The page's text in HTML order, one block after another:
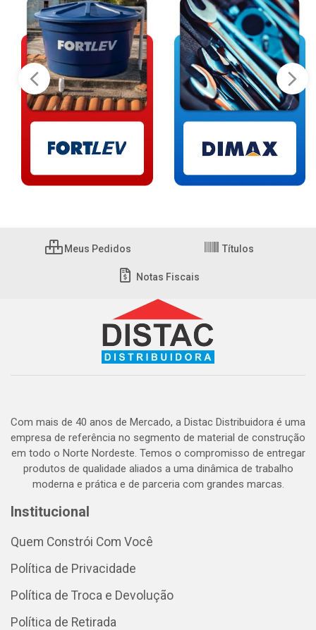
Meus Pedidos Títulos
Notas Fiscais
Com mais de 40 anos de Mercado, a Distac Distribuidora é uma
empresa de referência no segmento de material de construção
em todo o Norte Nordeste. Temos o compromisso de entregar
produtos de qualidade aliados a uma dinâmica de trabalho
moderna e prática e de parceria com grandes marcas.
Institucional
Quem Constrói Com Você
Política de Privacidade
Política de Troca e Devolução
Política de Retirada